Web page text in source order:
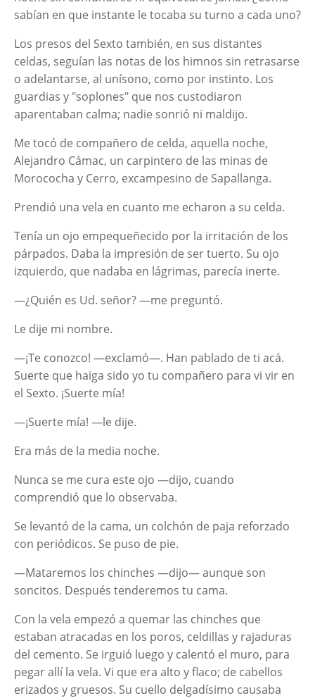
sabían en que instante le tocaba su turno a cada uno?
Los presos del Sexto también, en sus distantes
celdas, seguían las notas de los himnos sin retrasarse
o adelantarse, al unísono, como por instinto. Los
guardias y "soplones" que nos custodiaron
aparentaban calma; nadie sonrió ni maldijo.
Me tocó de compañero de celda, aquella noche,
Alejandro Cámac, un carpintero de las minas de
Morococha y Cerro, excampesino de Sapallanga.
Prendió una vela en cuanto me echaron a su celda.
Tenía un ojo empequeñecido por la irritación de los
párpados. Daba la impresión de ser tuerto. Su ojo
izquierdo, que nadaba en lágrimas, parecía inerte.
—¿Quién es Ud. señor? —me preguntó.
Le dije mi nombre.
—¡Te conozco! —exclamó—. Han pablado de ti acá.
Suerte que haiga sido yo tu compañero para vi vir en
el Sexto. ¡Suerte mía!
—¡Suerte mía! —le dije.
Era más de la media noche.
Nunca se me cura este ojo —dijo, cuando
comprendió que lo observaba.
Se levantó de la cama, un colchón de paja reforzado
con periódicos. Se puso de pie.
—Mataremos los chinches —dijo— aunque son
soncitos. Después tenderemos tu cama.
Con la vela empezó a quemar las chinches que
estaban atracadas en los poros, celdillas y rajaduras
del cemento. Se irguió luego y calentó el muro, para
pegar allí la vela. Vi que era alto y flaco; de cabellos
erizados y gruesos. Su cuello delgadísimo causaba